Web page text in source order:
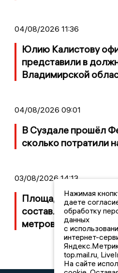
04/08/2026 11:36
Юлию Калистову
представили в
Владимирской
04/08/2026 09:01
В Суздале прошёл
сколько потратили
03/08/2026 14:13
Площадь пожара на
составляет 100
метров
Нажимая
даете
обработку
данных
с
интернет-
top.mail.ru,
На сайте